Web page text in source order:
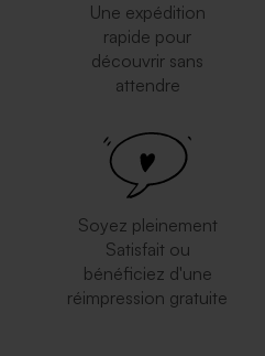
Une expédition
rapide pour
découvrir sans
attendre
Soyez pleinement
Satisfait ou
bénéficiez d'une
réimpression gratuite